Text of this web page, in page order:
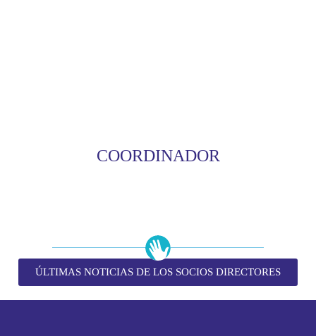
COORDINADOR
ÚLTIMAS NOTICIAS DE LOS SOCIOS DIRECTORES